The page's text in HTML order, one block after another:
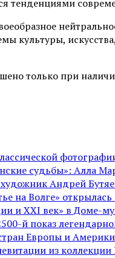
тенденциями
культуры,
только при
судьбы»: Алла
Андрей
на Волге»
и ХХI век» в Доме-
й показ
Европы и
из